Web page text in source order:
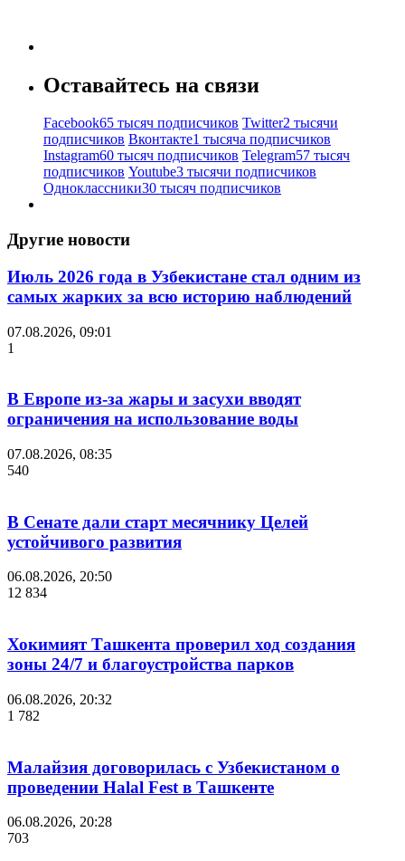
Оставайтесь на связи
Facebook65 тысяч подписчиков Twitter2 тысячи
подписчиков Вконтакте1 тысяча подписчиков
Instagram60 тысяч подписчиков Telegram57 тысяч
подписчиков Youtube3 тысячи подписчиков
Одноклассники30 тысяч подписчиков
Другие новости
Июль 2026 года в Узбекистане стал одним из
самых жарких за всю историю наблюдений
07.08.2026, 09:01
1
В Европе из-за жары и засухи вводят
ограничения на использование воды
07.08.2026, 08:35
540
В Сенате дали старт месячнику Целей
устойчивого развития
06.08.2026, 20:50
12 834
Хокимият Ташкента проверил ход создания
зоны 24/7 и благоустройства парков
06.08.2026, 20:32
1 782
Малайзия договорилась с Узбекистаном о
проведении Halal Fest в Ташкенте
06.08.2026, 20:28
703